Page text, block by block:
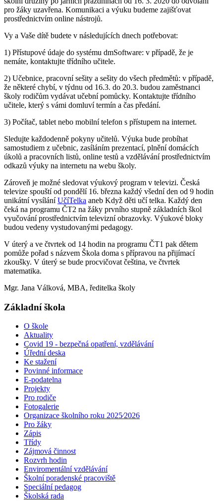
pro žáky uzavřena. Komunikaci a výuku budeme zajišťovat
prostřednictvím online nástrojů.
Vy a Vaše dítě budete v následujících dnech potřebovat:
1) Přístupové údaje do systému dmSoftware: v případě, že je
nemáte, kontaktujte třídního učitele.
2) Učebnice, pracovní sešity a sešity do všech předmětů: v případě,
že některé chybí, v týdnu od 16.3. do 20.3. budou zaměstnanci
školy rodičům vydávat učební pomůcky. Kontaktujte třídního
učitele, který s vámi domluví termín a čas předání.
3) Počítač, tablet nebo mobilní telefon s přístupem na internet.
Sledujte každodenně pokyny učitelů. Výuka bude probíhat
samostudiem z učebnic, zasíláním prezentací, plnění domácích
úkolů a pracovních listů, online testů a vzdělávání prostřednictvím
odkazů výuky na internetu na webu školy.
Zároveň je možné sledovat výukový program v televizi. Česká
televize spouští od pondělí 16. března každý všední den od 9 hodin
unikátní vysíláníUčíTelka aneb Když děti učí telka. Každý den
čeká na programu ČT2 na žáky prvního stupně základních škol
vyučování prostřednictvím televizní obrazovky. Výukové bloky
budou vedeny vystudovanými pedagogy.
V úterý a ve čtvrtek od 14 hodin na programu ČT1 pak dětem
pomůže pořad s názvem Škola doma s přípravou na přijímací
zkoušky. V úterý se bude procvičovat čeština, ve čtvrtek
matematika.
Mgr. Jana Válková, MBA, ředitelka školy
Základní škola
O škole
Aktuality
Covid 19 - bezpečná opatření, vzdělávání
Úřední deska
Ke stažení
Povinné informace
E-podatelna
Projekty
Pro rodiče
Fotogalerie
Organizace školního roku 2025⁄2026
Pro žáky
Zápis
Třídy
Zájmová činnost
Rozvrh hodin
Enviromentální vzdělávání
Školní poradenské pracoviště
Speciální pedagog
Školská rada